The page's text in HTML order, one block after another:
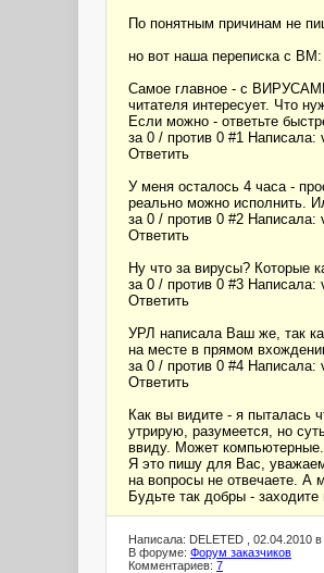
По понятным причинам не
но вот наша переписка с ВМ:
Самое главное - с ВИРУСАМИ
читателя интересует. Что
Если можно - ответьте
за 0 / против 0 #1 Написала:
Ответить
У меня осталось 4 часа -
реально можно исполнить.
за 0 / против 0 #2 Написала:
Ответить
Ну что за вирусы? Которые
за 0 / против 0 #3 Написала:
Ответить
УРЛ написала Ваш же, так
на месте в прямом
за 0 / против 0 #4 Написала:
Ответить
Как вы видите - я пыталась
утрирую, разумеется, но
ввиду. Может компьютерные.
Я это пишу для Вас,
на вопросы не отвечаете. А
Будьте так добры -
Написала: DELETED , 02.04.2010 в
В форуме: Форум заказчиков
Комментариев: 7